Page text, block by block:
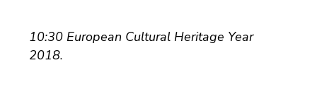
10:30 European Cultural Heritage Year
2018.